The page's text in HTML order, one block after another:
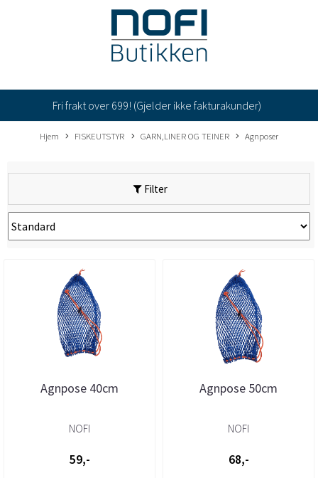
Fri frakt over 699! (Gjelder ikke fakturakunder)
Hjem FISKEUTSTYR GARN,LINER OG TEINER Agnposer
Filter
Agnpose 40cm
NOFI
59,-
Agnpose 50cm
NOFI
68,-